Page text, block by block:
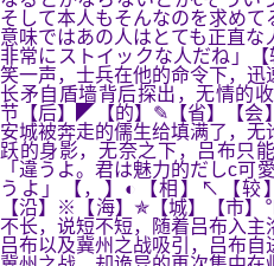
そして本人もそんなのを求めて
意味ではあの人はとても正直
非常にストイックな人だね
笑一声，士兵在他的命令下，
长矛自盾墙背后探出，无情的
节【后】◤【的】✎【省】【
安城被奔走的儒生给填满了，
跃的身影，无奈之下，吕布只
「違うよ。君は魅力的だしc可
うよ」【，】◐【相】↖【较
【沿】※【海】✯【城】【市
不长，说短不短，随着吕布入
吕布以及冀州之战吸引，吕布